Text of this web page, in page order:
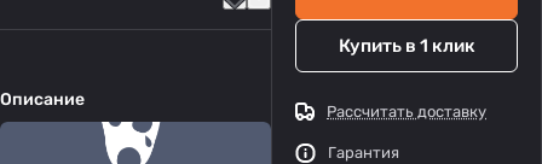
Описание
Купить в 1 клик
Рассчитать доставку
Гарантия